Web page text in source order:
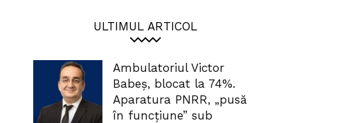
ULTIMUL ARTICOL
Ambulatoriul Victor
Babeș, blocat la 74%.
Aparatura PNRR, „pusă
în funcțiune” sub